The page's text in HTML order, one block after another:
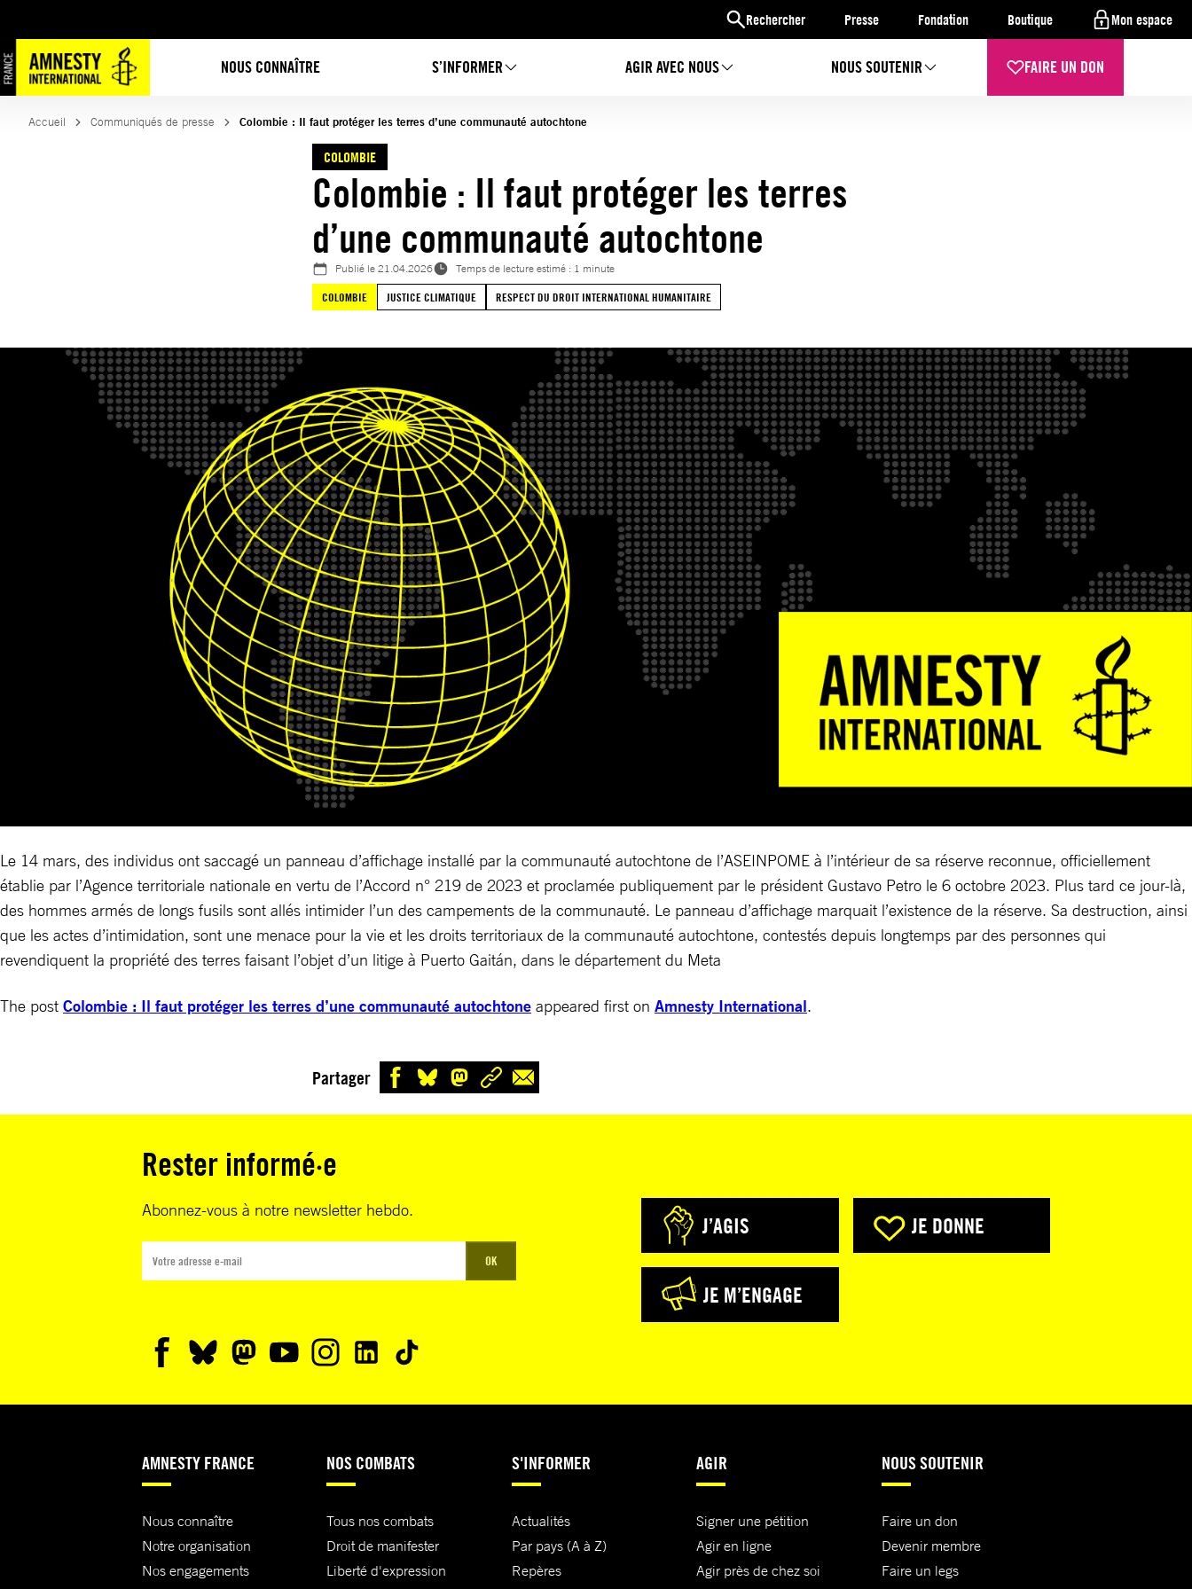
Rechercher Presse Fondation Boutique Mon espace
NOUS CONNAÎTRE S’INFORMER AGIR AVEC NOUS NOUS SOUTENIR FAIRE UN DON
au
contenu
Accueil Communiqués de presse Colombie : Il faut protéger les terres d’une communauté autochtone
COLOMBIE
Colombie : Il faut protéger les terres
d’une communauté autochtone
Publié le21.04.2026
Temps de lecture estimé : 1 minute
COLOMBIE
JUSTICE CLIMATIQUE RESPECT DU DROIT INTERNATIONAL HUMANITAIRE
Le 14 mars, des individus ont saccagé un panneau d’affichage installé par la communauté autochtone de l’ASEINPOME à l’intérieur de sa réserve reconnue, officiellement
établie par l’Agence territoriale nationale en vertu de l’Accord n° 219 de 2023 et proclamée publiquement par le président Gustavo Petro le 6 octobre 2023. Plus tard ce jour-là,
des hommes armés de longs fusils sont allés intimider l’un des campements de la communauté. Le panneau d’affichage marquait l’existence de la réserve. Sa destruction, ainsi
que les actes d’intimidation, sont une menace pour la vie et les droits territoriaux de la communauté autochtone, contestés depuis longtemps par des personnes qui
revendiquent la propriété des terres faisant l’objet d’un litige à Puerto Gaitán, dans le département du Meta
The post Colombie : Il faut protéger les terres d’une communauté autochtone appeared first on Amnesty International.
Partager
Rester informé·e
Abonnez-vous à notre newsletter hebdo.
OK
J’AGIS JE DONNE
JE M’ENGAGE
AMNESTY FRANCE
Nous connaître
Notre organisation
Nos engagements
NOS COMBATS
Tous nos combats
Droit de manifester
Liberté d'expression
S'INFORMER
Actualités
Par pays (A à Z)
Repères
AGIR
Signer une pétition
Agir en ligne
Agir près de chez soi
NOUS SOUTENIR
Faire un don
Devenir membre
Faire un legs